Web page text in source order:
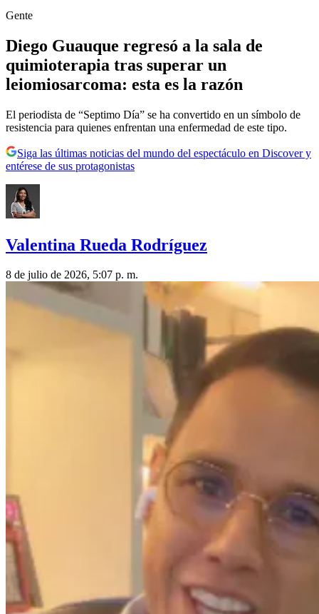
Gente
Diego Guauque regresó a la sala de
quimioterapia tras superar un
leiomiosarcoma: esta es la razón
El periodista de “Septimo Día” se ha convertido en un símbolo de
resistencia para quienes enfrentan una enfermedad de este tipo.
Siga las últimas noticias del mundo del espectáculo en Discover y
entérese de sus protagonistas
Valentina Rueda Rodríguez
8 de julio de 2026, 5:07 p. m.